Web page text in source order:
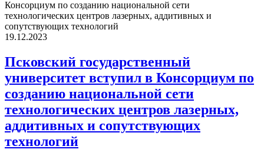
19.12.2023
Псковcкий государственный
университет вступил в Консорциум по
созданию национальной сети
технологических центров лазерных,
аддитивных и сопутствующих
технологий